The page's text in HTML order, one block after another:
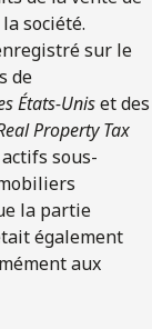
société.
sur le
de
États-Uniset des
Property Tax
sous-
la partie
également
aux